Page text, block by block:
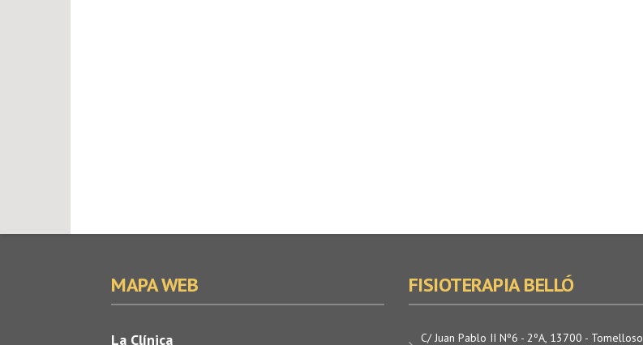
MAPA WEB
La Clínica
FISIOTERAPIA BELLÓ
C/ Juan Pablo II Nº6 - 2ºA, 13700 - Tomelloso